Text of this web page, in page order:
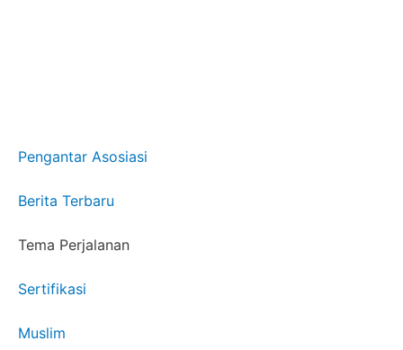
Pengantar Asosiasi
Berita Terbaru
Tema Perjalanan
Sertifikasi
Muslim